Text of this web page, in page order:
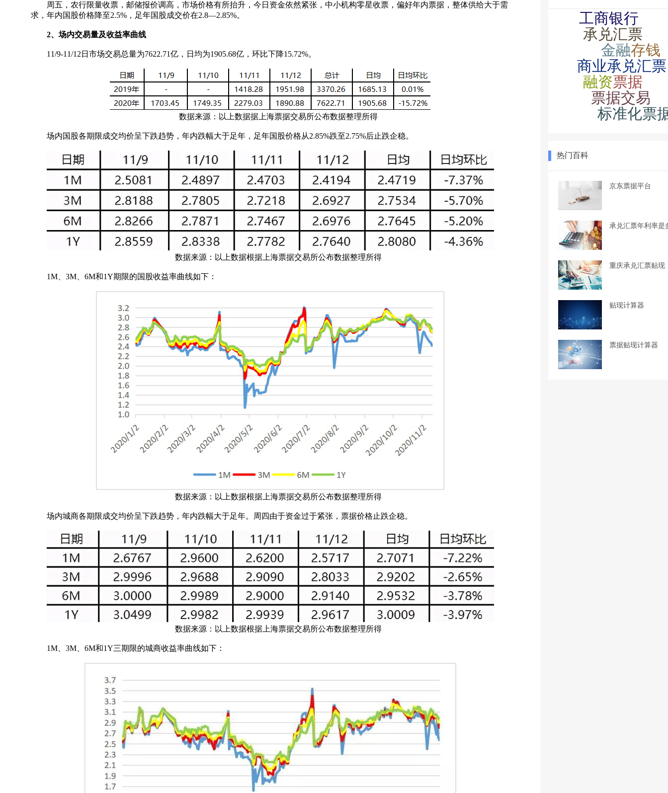
周五，农行限量收票，邮储报价调高，市场价格有所抬升，今日资金依然紧张，中小机构零星收票，偏好年内票据，整体供给大于需
求，年内国股价格降至2.5%，足年国股成交价在2.8—2.85%。
2、场内交易量及收益率曲线
11/9-11/12日市场交易总量为7622.71亿，日均为1905.68亿，环比下降15.72%。
数据来源：以上数据据上海票据交易所公布数据整理所得
场内国股各期限成交均价呈下跌趋势，年内跌幅大于足年，足年国股价格从2.85%跌至2.75%后止跌企稳。
数据来源：以上数据根据上海票据交易所公布数据整理所得
1M、3M、6M和1Y期限的国股收益率曲线如下：
数据来源：以上数据根据上海票据交易所公布数据整理所得
场内城商各期限成交均价呈下跌趋势，年内跌幅大于足年。周四由于资金过于紧张，票据价格止跌企稳。
数据来源：以上数据根据上海票据交易所公布数据整理所得
1M、3M、6M和1Y三期限的城商收益率曲线如下：
热门百科
京东票据平台
承兑汇票年利率是
重庆承兑汇票贴现
贴现计算器
票据贴现计算器